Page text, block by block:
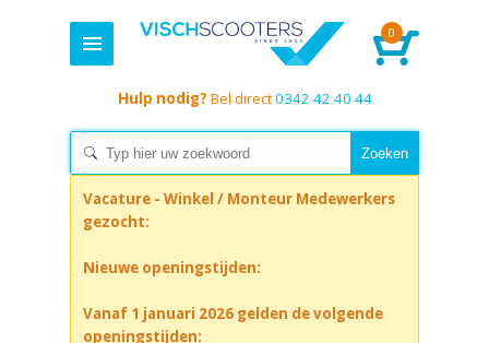
0
Hulp nodig? Bel direct0342 42 40 44
Vacature - Winkel / Monteur Medewerkers
gezocht:
Nieuwe openingstijden:
Vanaf 1 januari 2026 gelden de volgende
openingstijden: